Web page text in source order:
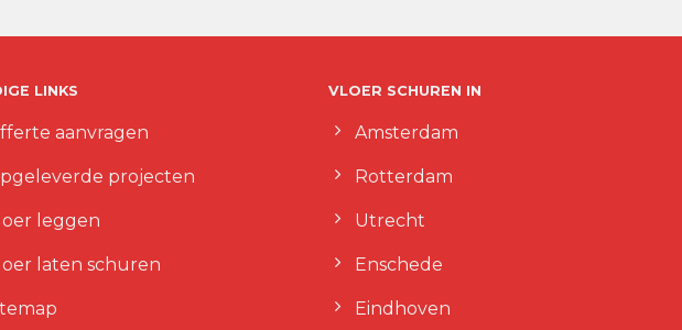
LINKS
aanvragen
projecten
leggen
laten schuren
VLOER SCHUREN IN
Amsterdam
Rotterdam
Utrecht
Enschede
Eindhoven